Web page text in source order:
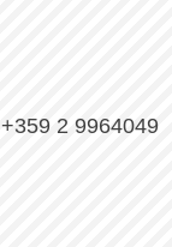
+359 2 9964049